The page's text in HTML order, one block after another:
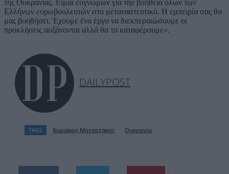
της Ουκρανίας. Είμαι ευγνώμων για την βοήθεια όλων των
Ελλήνων ευρωβουλευτών στο μεταναστευτικό. Η εμπειρία σας θα
μας βοηθήσει. Έχουμε ένα έργο να διεκπεραιώσουμε οι
προκλήσεις αυξάνονται αλλά θα τα καταφέρουμε».
DAILYPOST
TAGS Kυριάκος Μητσοτάκης Ουκρανία